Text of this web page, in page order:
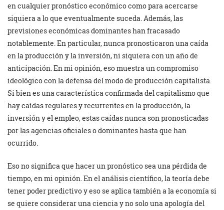
en cualquier pronóstico económico como para acercarse
siquiera a lo que eventualmente suceda. Además, las
previsiones económicas dominantes han fracasado
notablemente. En particular, nunca pronosticaron una caída
en la producción y la inversión, ni siquiera con un año de
anticipación. En mi opinión, eso muestra un compromiso
ideológico con la defensa del modo de producción capitalista.
Si bien es una característica confirmada del capitalismo que
hay caídas regulares y recurrentes en la producción, la
inversión y el empleo, estas caídas nunca son pronosticadas
por las agencias oficiales o dominantes hasta que han
ocurrido.
Eso no significa que hacer un pronóstico sea una pérdida de
tiempo, en mi opinión. En el análisis científico, la teoría debe
tener poder predictivo y eso se aplica también a la economía si
se quiere considerar una ciencia y no solo una apología del